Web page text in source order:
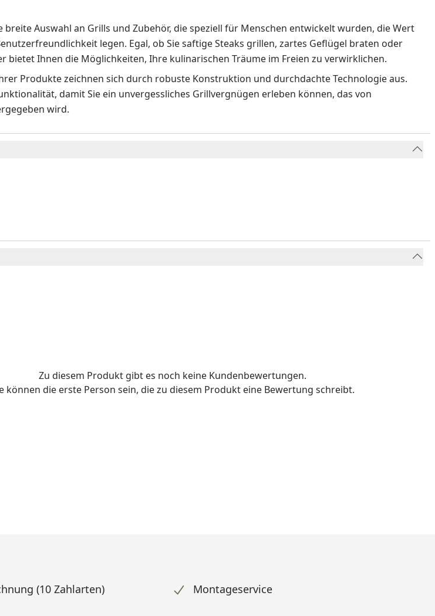
Auswahl an Grills und Zubehör, die speziell für Menschen entwickelt wurden, die Wert
legen. Egal, ob Sie saftige Steaks grillen, zartes Geflügel braten oder
bietet Ihnen die Möglichkeiten, Ihre kulinarischen Träume im Freien zu verwirklichen.
Produkte zeichnen sich durch robuste Konstruktion und durchdachte Technologie aus.
damit Sie ein unvergessliches Grillvergnügen erleben können, das von
wird.
Zu diesem Produkt gibt es noch keine Kundenbewertungen.
können die erste Person sein, die zu diesem Produkt eine Bewertung schreibt.
(10 Zahlarten) Montageservice